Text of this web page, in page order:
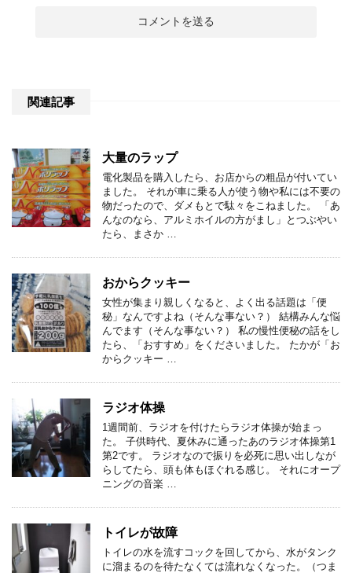
関連記事
大量のラップ
電化製品を購入したら、お店からの粗品が付いてい
ました。 それが車に乗る人が使う物や私には不要の
物だったので、ダメもとで駄々をこねました。 「あ
んなのなら、アルミホイルの方がまし」とつぶやい
たら、まさか …
おからクッキー
女性が集まり親しくなると、よく出る話題は「便
秘」なんですよね（そんな事ない？） 結構みんな悩
んでます（そんな事ない？） 私の慢性便秘の話をし
たら、「おすすめ」をくださいました。 たかが「お
からクッキー …
ラジオ体操
1週間前、ラジオを付けたらラジオ体操が始まっ
た。 子供時代、夏休みに通ったあのラジオ体操第1
第2です。 ラジオなので振りを必死に思い出しなが
らしてたら、頭も体もほぐれる感じ。 それにオープ
ニングの音楽 …
トイレが故障
トイレの水を流すコックを回してから、水がタンク
に溜まるのを待たなくては流れなくなった。（つま